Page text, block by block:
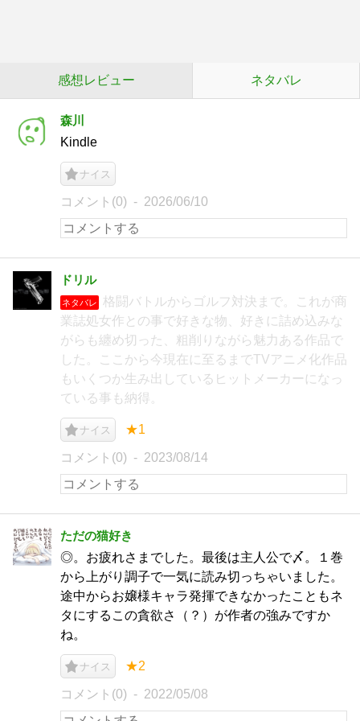
感想レビュー ネタバレ
森川
Kindle
ナイス
コメント(0) 2026/06/10
ドリル
ネタバレ
格闘バトルからゴルフ対決まで。これが商
業誌処女作との事で好きな物、好きに詰め込みな
がらも纏め切った、粗削りながら魅力ある作品で
した。ここから今現在に至るまでTVアニメ化作品
もいくつか生み出しているヒットメーカーになっ
ている事も納得。
ナイス ★1
コメント(0) 2023/08/14
ただの猫好き
◎。お疲れさまでした。最後は主人公で〆。１巻
から上がり調子で一気に読み切っちゃいました。
途中からお嬢様キャラ発揮できなかったこともネ
タにするこの貪欲さ（？）が作者の強みですか
ね。
ナイス ★2
コメント(0) 2022/05/08